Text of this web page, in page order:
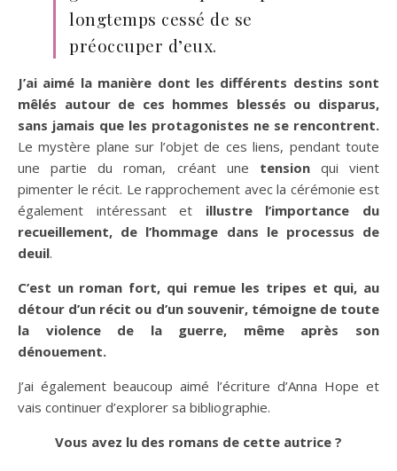
longtemps cessé de se
préoccuper d’eux.
J’ai aimé la manière dont les différents destins sont
mêlés autour de ces hommes blessés ou disparus,
sans jamais que les protagonistes ne se rencontrent.
Le mystère plane sur l’objet de ces liens, pendant toute
une partie du roman, créant une tensionqui vient
pimenter le récit. Le rapprochement avec la cérémonie est
également intéressant et illustre l’importance du
recueillement, de l’hommage dans le processus de
deuil.
C’est un roman fort, qui remue les tripes et qui, au
détour d’un récit ou d’un souvenir, témoigne de toute
la violence de la guerre, même après son
dénouement.
J’ai également beaucoup aimé l’écriture d’Anna Hope et
vais continuer d’explorer sa bibliographie.
Vous avez lu des romans de cette autrice ?